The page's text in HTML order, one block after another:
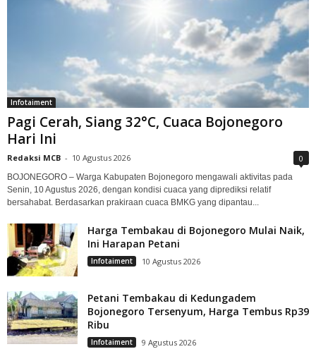
Infotaiment
Pagi Cerah, Siang 32°C, Cuaca Bojonegoro
Hari Ini
Redaksi MCB - 10 Agustus 2026 0
BOJONEGORO – Warga Kabupaten Bojonegoro mengawali aktivitas pada
Senin, 10 Agustus 2026, dengan kondisi cuaca yang diprediksi relatif
bersahabat. Berdasarkan prakiraan cuaca BMKG yang dipantau...
Harga Tembakau di Bojonegoro Mulai Naik,
Ini Harapan Petani
Infotaiment 10 Agustus 2026
Petani Tembakau di Kedungadem
Bojonegoro Tersenyum, Harga Tembus Rp39
Ribu
Infotaiment 9 Agustus 2026